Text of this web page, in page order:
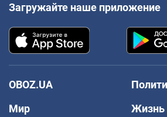
Загружайте наше приложение
OBOZ.UA
Мир
Жизнь